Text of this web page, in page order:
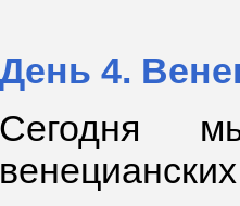
День 4.
Сегодня